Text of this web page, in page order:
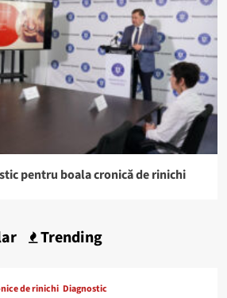
pentru boala cronică de rinichi
Trending
de rinichi Diagnostic